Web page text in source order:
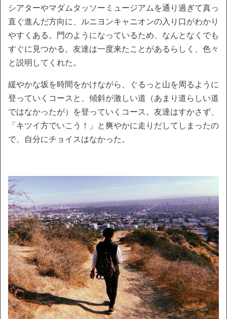
シアターやマダムタッソーミュージアムを通り過ぎて真っ
直ぐ進んだ方向に、ルニヨンキャニオンの入り口がわかり
やすくある。門のようになっているため、なんとなくでも
すぐに見つかる。友達は一度来たことがあるらしく、色々
と説明してくれた。
緩やかな坂を時間をかけながら、ぐるっと山を周るように
登っていくコースと、傾斜が激しい道（あまり道らしい道
ではなかったが）を登っていくコース。友達はすかさず、
「キツイ方でいこう！」と爽やかに走りだしてしまったの
で、自分にチョイスはなかった。